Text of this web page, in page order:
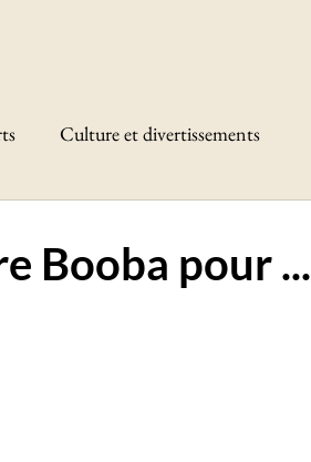
Culture et divertissements
Booba pour ...